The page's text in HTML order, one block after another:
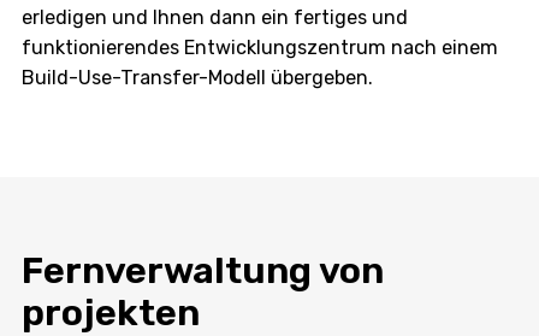
erledigen und Ihnen dann ein fertiges und
funktionierendes Entwicklungszentrum nach einem
Build-Use-Transfer-Modell übergeben.
Fernverwaltung von
projekten